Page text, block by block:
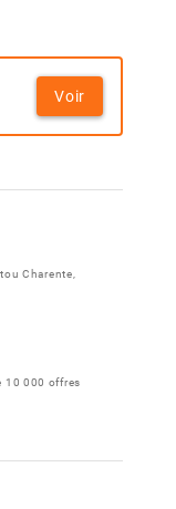
Voir
Charente,
10 000 offres